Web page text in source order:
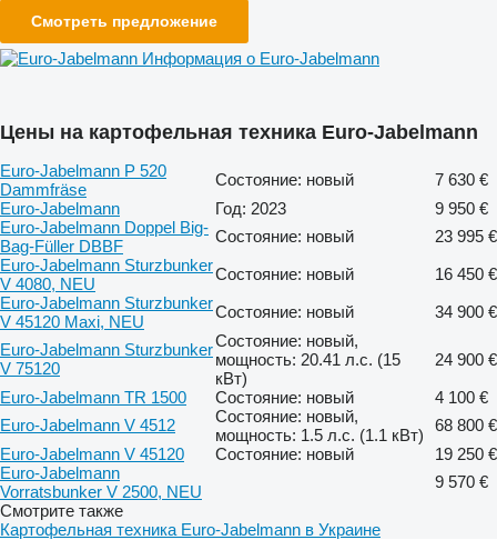
Смотреть предложение
Информация о Euro-Jabelmann
Цены на картофельная техника Euro-Jabelmann
Euro-Jabelmann P 520
Dammfräse
Состояние: новый
7 630 €
Euro-Jabelmann
Год: 2023
9 950 €
Euro-Jabelmann Doppel Big-
Bag-Füller DBBF
Состояние: новый
23 995 €
Euro-Jabelmann Sturzbunker
V 4080, NEU
Состояние: новый
16 450 €
Euro-Jabelmann Sturzbunker
V 45120 Maxi, NEU
Состояние: новый
34 900 €
Euro-Jabelmann Sturzbunker
V 75120
Состояние: новый,
мощность: 20.41 л.с. (15
кВт)
24 900 €
Euro-Jabelmann TR 1500
Состояние: новый
4 100 €
Euro-Jabelmann V 4512
Состояние: новый,
мощность: 1.5 л.с. (1.1 кВт)
68 800 €
Euro-Jabelmann V 45120
Состояние: новый
19 250 €
Euro-Jabelmann
Vorratsbunker V 2500, NEU
9 570 €
Смотрите также
Картофельная техника Euro-Jabelmann в Украине